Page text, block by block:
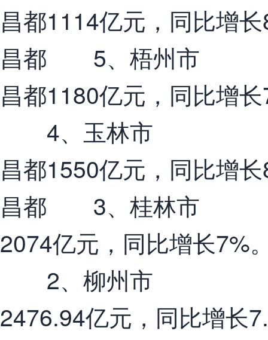
昌都1114亿元，同比增
昌都 5、梧州市
昌都1180亿元，同比增
4、玉林市
昌都1550亿元，同比增
昌都 3、桂林市
2074亿元，同比增长7%
2、柳州市
2476.94亿元，同比增长